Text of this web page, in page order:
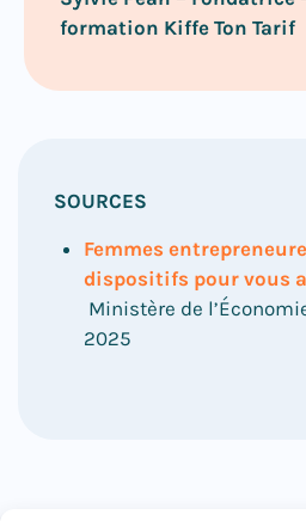
formation Kiffe Ton Tarif
SOURCES
Femmes
dispositifs pour vous
Ministère de
2025